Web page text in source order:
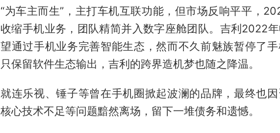
“为车主而生”，主打车机互联功能，但市场反响平平，
收缩手机业务，团队精简并入数字座舱团队。吉利2022
望通过手机业务完善智能生态，然而不久前魅族暂停了手
只保留软件生态输出，吉利的跨界造机梦也随之降温。
就连乐视、锤子等曾在手机圈掀起波澜的品牌，最终也因
核心技术不足等问题黯然离场，留下一堆债务和遗憾。